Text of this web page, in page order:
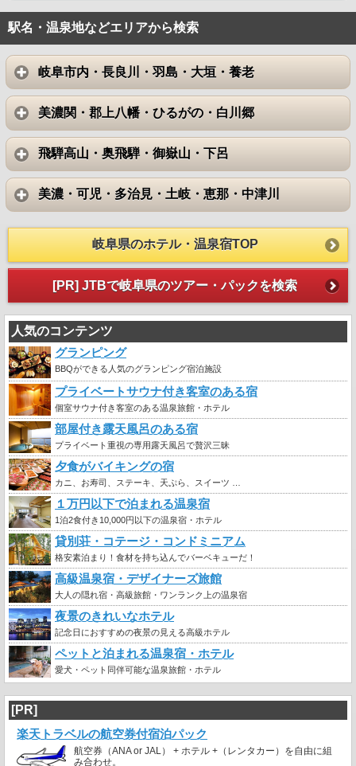
駅名・温泉地などエリアから検索
岐阜市内・長良川・羽島・大垣・養老
美濃関・郡上八幡・ひるがの・白川郷
飛騨高山・奥飛騨・御嶽山・下呂
美濃・可児・多治見・土岐・恵那・中津川
岐阜県のホテル・温泉宿TOP
[PR] JTBで岐阜県のツアー・パックを検索
人気のコンテンツ
グランピング
BBQができる人気のグランピング宿泊施設
プライベートサウナ付き客室のある宿
個室サウナ付き客室のある温泉旅館・ホテル
部屋付き露天風呂のある宿
プライベート重視の専用露天風呂で贅沢三昧
夕食がバイキングの宿
カニ、お寿司、ステーキ、天ぷら、スイーツ …
１万円以下で泊まれる温泉宿
1泊2食付き10,000円以下の温泉宿・ホテル
貸別荘・コテージ・コンドミニアム
格安素泊まり！食材を持ち込んでバーベキューだ！
高級温泉宿・デザイナーズ旅館
大人の隠れ宿・高級旅館・ワンランク上の温泉宿
夜景のきれいなホテル
記念日におすすめの夜景の見える高級ホテル
ペットと泊まれる温泉宿・ホテル
愛犬・ペット同伴可能な温泉旅館・ホテル
[PR]
楽天トラベルの航空券付宿泊パック
航空券（ANA or JAL） + ホテル +（レンタカー）を自由に組
み合わせ。